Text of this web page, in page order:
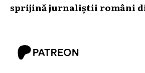
sprijină jurnaliștii români